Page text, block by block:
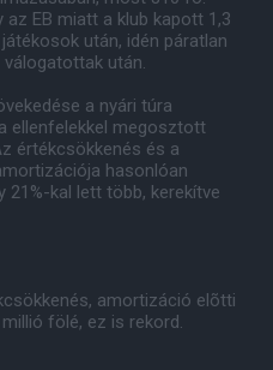
EB miatt a klub kapott 1,3
után, idén páratlan
után.
a nyári túra
ellenfelekkel megosztott
értékcsökkenés és a
hasonlóan
21%-kal lett több, kerekítve
amortizáció elõtti
fölé, ez is rekord.